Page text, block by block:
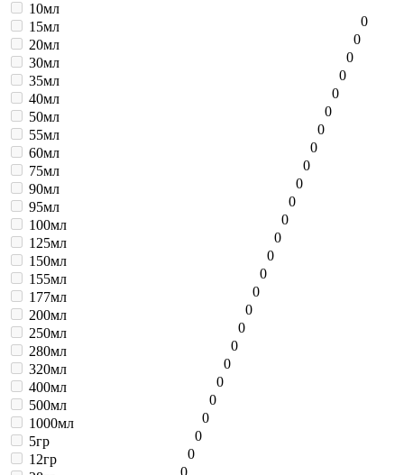
10мл
0
15мл
0
20мл
0
30мл
0
35мл
0
40мл
0
50мл
0
55мл
0
60мл
0
75мл
0
90мл
0
95мл
0
100мл
0
125мл
0
150мл
0
155мл
0
177мл
0
200мл
0
250мл
0
280мл
0
320мл
0
400мл
0
500мл
0
1000мл
0
5гр
0
12гр
0